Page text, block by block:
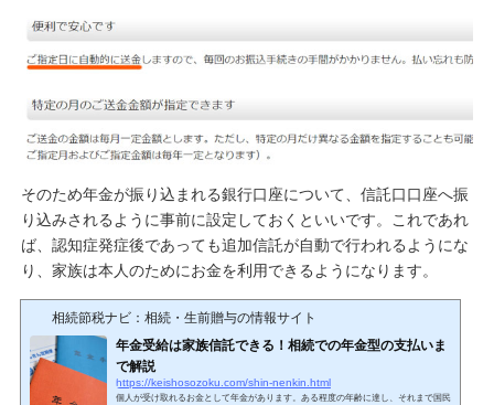
そのため年金が振り込まれる銀行口座について、信託口口座へ振
り込みされるように事前に設定しておくといいです。これであれ
ば、認知症発症後であっても追加信託が自動で行われるようにな
り、家族は本人のためにお金を利用できるようになります。
相続節税ナビ：相続・生前贈与の情報サイト
年金受給は家族信託できる！相続での年金型の支払いま
で解説
https://keishosozoku.com/shin-nenkin.html
個人が受け取れるお金として年金があります。ある程度の年齢に達し、それまで国民